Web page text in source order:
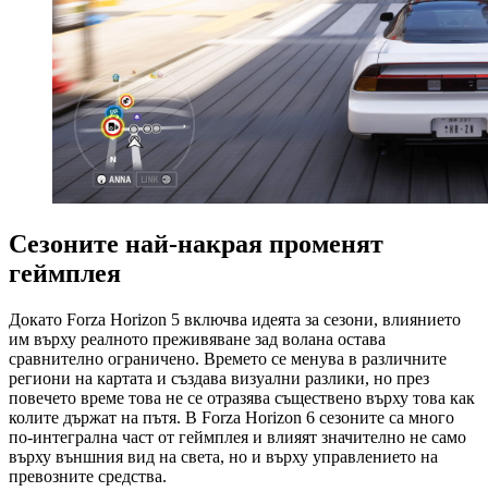
Сезоните най-накрая променят
геймплея
Докато Forza Horizon 5 включва идеята за сезони, влиянието
им върху реалното преживяване зад волана остава
сравнително ограничено. Времето се менува в различните
региони на картата и създава визуални разлики, но през
повечето време това не се отразява съществено върху това как
колите държат на пътя. В Forza Horizon 6 сезоните са много
по-интегрална част от геймплея и влияят значително не само
върху външния вид на света, но и върху управлението на
превозните средства.